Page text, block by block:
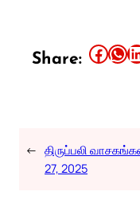
Share: Share this article on Facebook Share this article on WhatsApp Share this article on LinkedIn
← திருப்பலி
27, 2025